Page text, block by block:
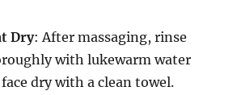
Dry: After massaging, rinse
with lukewarm water
dry with a clean towel.